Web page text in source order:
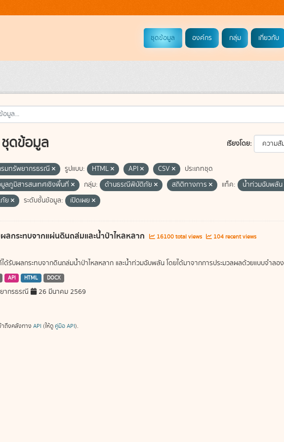
ชุดข้อมูล องค์กร กลุ่ม เกี่ยวกับ
เรียงโดย
ดข้อมูล
มทรัพยากรธรณี รูปแบบ: HTML API CSV
ประเภทชุด
ลภูมิสารสนเทศเชิงพื้นที่ กลุ่ม: ด้านธรณีพิบัติภัย สถิติทางการ แท็ค: น้ำท่วมฉับพลัน
ย
ระดับชั้นข้อมูล: เปิดเผย
ลกระทบจากแผ่นดินถล่มและน้ำป่าไหลหลาก 16100 total views 104 recent views
ด้รับผลกระทบจากดินถล่มน้ำป่าไหลหลาก และน้ำท่วมฉับพลัน โดยได้มาจากการประมวลผลด้วยแบบจำลอง
API HTML DOCX
ากรธรณี 26 มีนาคม 2569
ถึงคลังทาง API (ให้ดู คู่มือ API).